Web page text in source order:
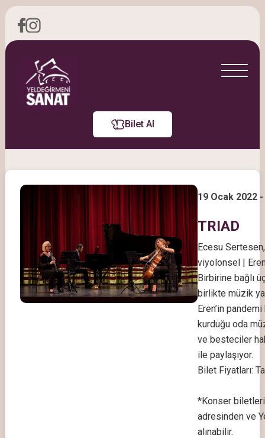
Bilet Al
19 Ocak 2022
TRIAD
Ecesu
viyolonsel |
Birbirine bağlı
birlikte müzik
Eren’in pandemi
kurduğu oda
ve besteciler
ile paylaşıyor.
Bilet Fiyatları:
*Konser
adresinden ve
alınabilir.